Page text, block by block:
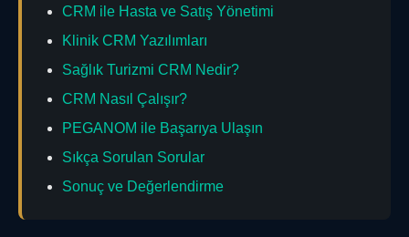
CRM ile Hasta ve Satış Yönetimi
Klinik CRM Yazılımları
Sağlık Turizmi CRM Nedir?
CRM Nasıl Çalışır?
PEGANOM ile Başarıya Ulaşın
Sıkça Sorulan Sorular
Sonuç ve Değerlendirme